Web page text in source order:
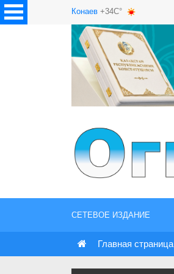
Конаев +34C°
СЕТЕВОЕ ИЗДАНИЕ
Главная страница